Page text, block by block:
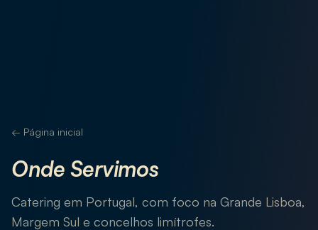
← Página inicial
Onde Servimos
Catering em Portugal, com foco na Grande Lisboa,
Margem Sul e concelhos limítrofes.